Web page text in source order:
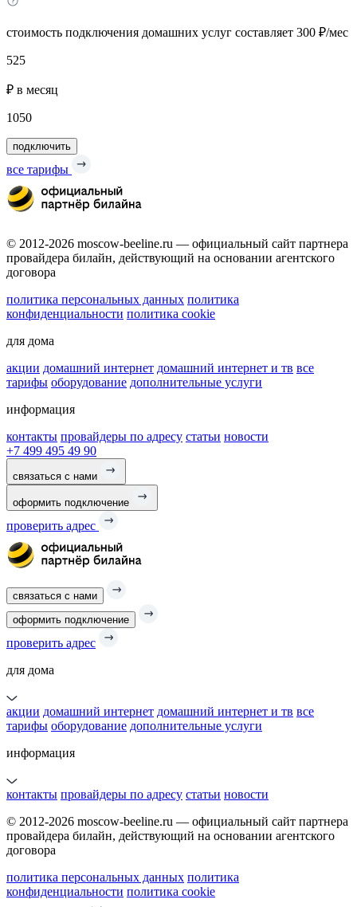
стоимость подключения домашних услуг составляет 300 ₽/мес
525
₽ в месяц
1050
подключить
все тарифы
© 2012-2026 moscow-beeline.ru — официальный сайт партнера
провайдера билайн, действующий на основании агентского
договора
политика персональных данных политика
конфиденциальности политика cookie
для дома
акции домашний интернет домашний интернет и тв все
тарифы оборудование дополнительные услуги
информация
контакты провайдеры по адресу статьи новости
+7 499 495 49 90
связаться с нами
оформить подключение
проверить адрес
связаться с нами
оформить подключение
проверить адрес
для дома
акции домашний интернет домашний интернет и тв все
тарифы оборудование дополнительные услуги
информация
контакты провайдеры по адресу статьи новости
© 2012-2026 moscow-beeline.ru — официальный сайт партнера
провайдера билайн, действующий на основании агентского
договора
политика персональных данных политика
конфиденциальности политика cookie